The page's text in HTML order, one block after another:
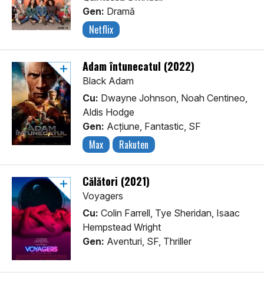
Gen: Dramă
Netflix
Adam întunecatul (2022)
Black Adam
Cu: Dwayne Johnson, Noah Centineo,
Aldis Hodge
Gen: Acţiune, Fantastic, SF
Max Rakuten
Călători (2021)
Voyagers
Cu: Colin Farrell, Tye Sheridan, Isaac
Hempstead Wright
Gen: Aventuri, SF, Thriller